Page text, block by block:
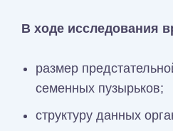
В ходе исследования
размер
семенных пузырьков;
структуру данных